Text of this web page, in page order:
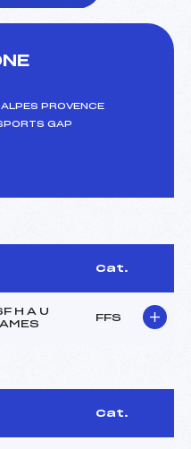
PROVENCE
GAP
Cat.
H A U
FFS
Cat.